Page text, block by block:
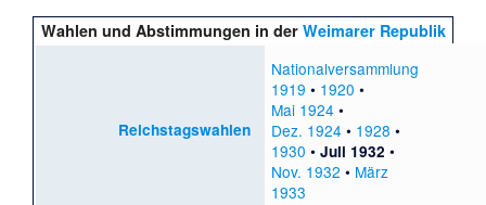
Wahlen und Abstimmungen in der Weimarer Republik
Reichstagswahlen
Nationalversammlung
1919 • 1920 •
Mai 1924•
Dez. 1924• 1928 •
1930 • Juli 1932 •
Nov. 1932 • März
1933